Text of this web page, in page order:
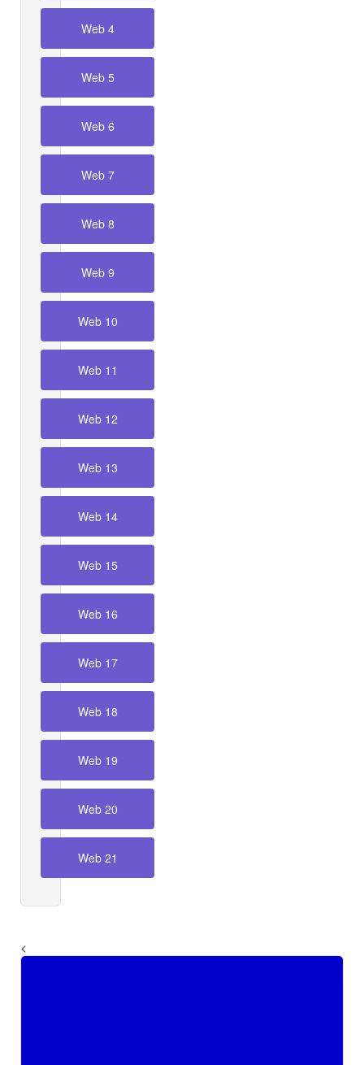
Web 4
Web 5
Web 6
Web 7
Web 8
Web 9
Web 10
Web 11
Web 12
Web 13
Web 14
Web 15
Web 16
Web 17
Web 18
Web 19
Web 20
Web 21
<